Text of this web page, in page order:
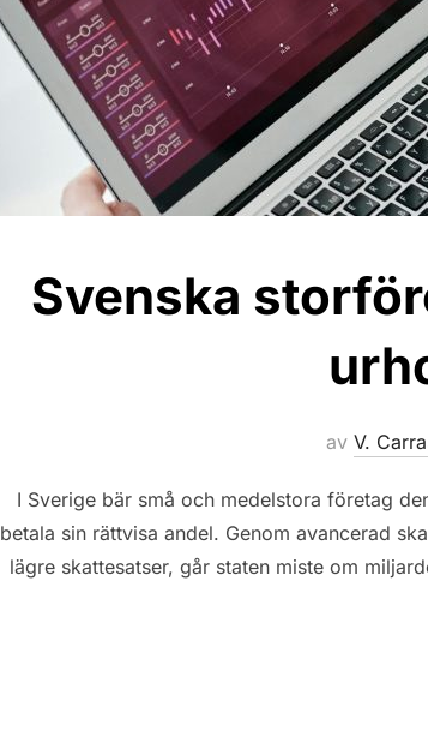
Svenska
av V.
I Sverige bär små och medelstora företag
betala sin rättvisa andel. Genom avancerad
lägre skattesatser, går staten miste om